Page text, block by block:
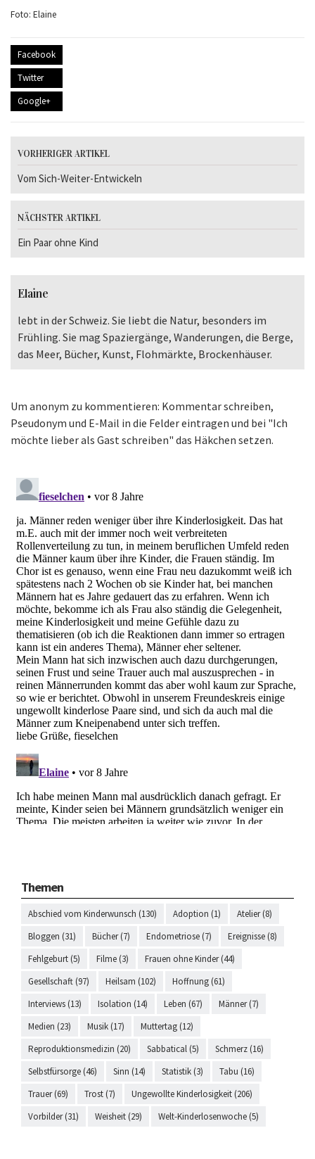
Foto: Elaine
Facebook
Twitter
Google+
VORHERIGER ARTIKEL
Vom Sich-Weiter-Entwickeln
NÄCHSTER ARTIKEL
Ein Paar ohne Kind
Elaine
lebt in der Schweiz. Sie liebt die Natur, besonders im
Frühling. Sie mag Spaziergänge, Wanderungen, die Berge,
das Meer, Bücher, Kunst, Flohmärkte, Brockenhäuser.
Um anonym zu kommentieren: Kommentar schreiben,
Pseudonym und E-Mail in die Felder eintragen und bei "Ich
möchte lieber als Gast schreiben" das Häkchen setzen.
Themen
Abschied vom Kinderwunsch (130) Adoption (1)
Atelier (8)
Bloggen (31)
Bücher (7) Endometriose (7)
Ereignisse (8)
Fehlgeburt (5)
Filme (3)
Frauen ohne Kinder (44)
Gesellschaft (97)
Heilsam (102)
Hoffnung (61)
Interviews (13)
Isolation (14) Leben (67)
Männer (7)
Medien (23)
Musik (17)
Muttertag (12)
Reproduktionsmedizin (20)
Sabbatical (5)
Schmerz (16)
Selbstfürsorge (46)
Sinn (14) Statistik (3)
Tabu (16)
Trauer (69)
Trost (7)
Ungewollte Kinderlosigkeit (206)
Vorbilder (31)
Weisheit (29) Welt-Kinderlosenwoche (5)